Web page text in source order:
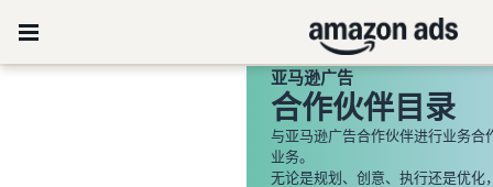
亚马逊广告
合作伙伴目录
与亚马逊广告合作伙伴进行业务
业务。
无论是规划、创意、执行还是优